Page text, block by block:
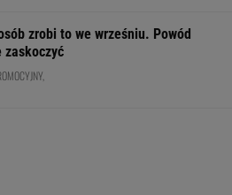
zrobi to we wrześniu. Powód
zaskoczyć